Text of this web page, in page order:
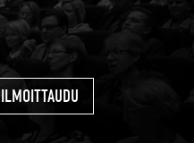
ILMOITTAUDU